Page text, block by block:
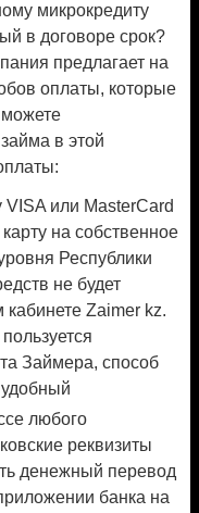
микрокредиту
в договоре срок?
предлагает на
оплаты, которые
в этой
VISA или MasterCard
на собственное
Республики
не будет
Zaimer kz.
Займера, способ
любого
реквизиты
денежный перевод
банка на